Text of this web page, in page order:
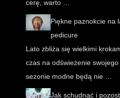
cerę, warto …
Piękne paznokcie na
pedicure
Lato zbliża się wielkimi
czas na odświeżenie
sezonie modne będą nie …
Jak schudnąć i